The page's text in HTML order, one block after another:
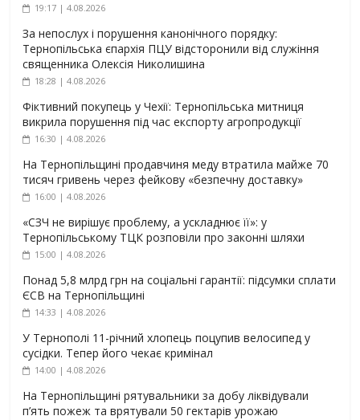
19:17 | 4.08.2026
За непослух і порушення канонічного порядку:
Тернопільська єпархія ПЦУ відсторонили від служіння
священника Олексія Николишина
18:28 | 4.08.2026
Фіктивний покупець у Чехії: Тернопільська митниця
викрила порушення під час експорту агропродукції
16:30 | 4.08.2026
На Тернопільщині продавчиня меду втратила майже 70
тисяч гривень через фейкову «безпечну доставку»
16:00 | 4.08.2026
«СЗЧ не вирішує проблему, а ускладнює її»: у
Тернопільському ТЦК розповіли про законні шляхи
15:00 | 4.08.2026
Понад 5,8 млрд грн на соціальні гарантії: підсумки сплати
ЄСВ на Тернопільщині
14:33 | 4.08.2026
У Тернополі 11-річний хлопець поцупив велосипед у
сусідки. Тепер його чекає кримінал
14:00 | 4.08.2026
На Тернопільщині рятувальники за добу ліквідували
п’ять пожеж та врятували 50 гектарів урожаю